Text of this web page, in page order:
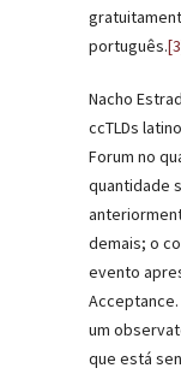
português.
Nacho
ccTLDs
Forum no
quantidade
demais; o
evento
um
que está